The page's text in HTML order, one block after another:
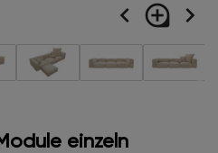
navigate_before loupe navigate_next
einzeln